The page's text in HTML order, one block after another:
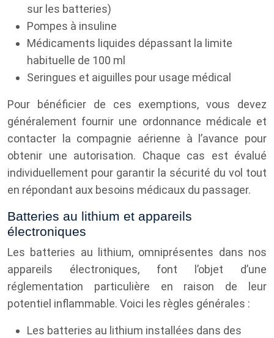
sur les batteries)
Pompes à insuline
Médicaments liquides dépassant la limite
habituelle de 100 ml
Seringues et aiguilles pour usage médical
Pour bénéficier de ces exemptions, vous devez
généralement fournir une ordonnance médicale et
contacter la compagnie aérienne à l’avance pour
obtenir une autorisation. Chaque cas est évalué
individuellement pour garantir la sécurité du vol tout
en répondant aux besoins médicaux du passager.
Batteries au lithium et appareils
électroniques
Les batteries au lithium, omniprésentes dans nos
appareils électroniques, font l’objet d’une
réglementation particulière en raison de leur
potentiel inflammable. Voici les règles générales :
Les batteries au lithium installées dans des